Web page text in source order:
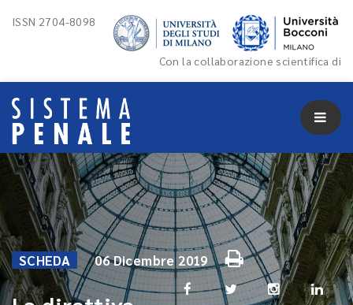
ISSN 2704-8098
Con la collaborazione scientifica di
SCHEDA 06 Dicembre 2019